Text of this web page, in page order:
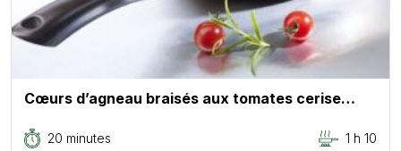
Cœurs d’agneau braisés aux tomates cerise…
20 minutes 1 h 10